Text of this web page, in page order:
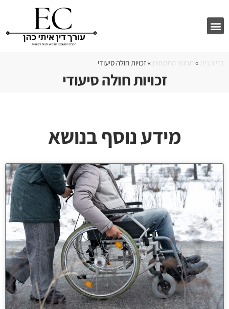
דף הבית » תחומי התמחות »זכויות חולה סיעודי
זכויות חולה סיעודי
מידע נוסף בנושא